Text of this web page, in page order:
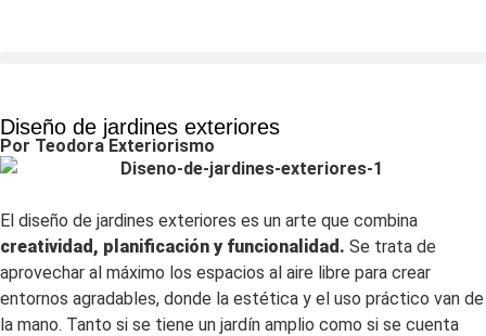
Diseño de jardines exteriores
Por Teodora Exteriorismo
El diseño de jardines exteriores es un arte que combina
creatividad, planificación y funcionalidad. Se trata de
aprovechar al máximo los espacios al aire libre para crear
entornos agradables, donde la estética y el uso práctico van de
la mano. Tanto si se tiene un jardín amplio como si se cuenta